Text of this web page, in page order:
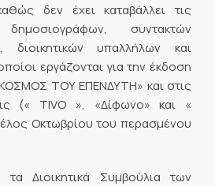
δεν έχει καταβάλλει τις
συντακτών
διοικητικών υπαλλήλων και
εργάζονται για την έκδοση
ΤΟΥ ΕΠΕΝΔΥΤΗ» και στις
(« TIVO », «Δίφωνο» και «
Οκτωβρίου του περασμένου
Διοικητικά Συμβούλια των